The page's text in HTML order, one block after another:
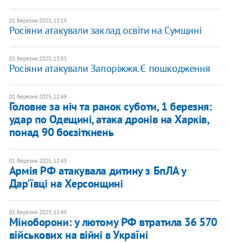
01 березня 2025, 13:19
Росіяни атакували заклад освіти на Сумщині
01 березня 2025, 13:03
Росіяни атакували Запоріжжя. Є пошкодження
01 березня 2025, 12:49
Головне за ніч та ранок суботи, 1 березня:
удар по Одещині, атака дронів на Харків,
понад 90 боєзіткнень
01 березня 2025, 12:43
Армія РФ атакувала дитину з БпЛА у
Дар'ївці на Херсонщині
01 березня 2025, 11:49
Міноборони: у лютому РФ втратила 36 570
військових на війні в Україні